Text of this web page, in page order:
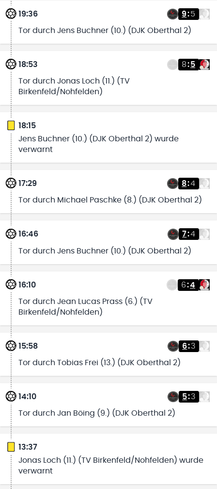
19:36 9:5
Tor durch Jens Buchner (10.) (DJK Oberthal 2)
18:53 8:5
Tor durch Jonas Loch (11.) (TV
Birkenfeld/Nohfelden)
18:15
Jens Buchner (10.) (DJK Oberthal 2) wurde
verwarnt
17:29 8:4
Tor durch Michael Paschke (8.) (DJK Oberthal 2)
16:46 7:4
Tor durch Jens Buchner (10.) (DJK Oberthal 2)
16:10 6:4
Tor durch Jean Lucas Prass (6.) (TV
Birkenfeld/Nohfelden)
15:58 6:3
Tor durch Tobias Frei (13.) (DJK Oberthal 2)
14:10 5:3
Tor durch Jan Böing (9.) (DJK Oberthal 2)
13:37
Jonas Loch (11.) (TV Birkenfeld/Nohfelden) wurde
verwarnt